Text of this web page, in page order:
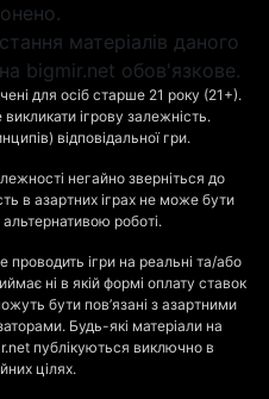
матеріалів даного
bigmir.net обов'язкове.
для осіб старше 21 року (21+).
ігрову залежність.
відповідальної гри.
негайно зверніться до
в азартних іграх не може бути
роботі.
проводить ігри на реальні та/або
ні в якій формі оплату ставок
бути пов’язані з азартними
Будь-які матеріали на
публікуються виключно в
цілях.